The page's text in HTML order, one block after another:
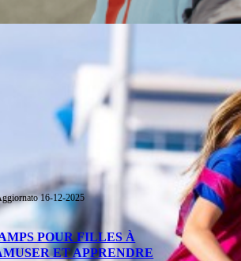
16-12-2025
POUR FILLES À
ET APPRENDRE